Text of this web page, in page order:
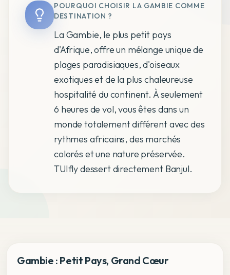
POURQUOI CHOISIR LA GAMBIE COMME
DESTINATION ?
La Gambie, le plus petit pays
d'Afrique, offre un mélange unique de
plages paradisiaques, d'oiseaux
exotiques et de la plus chaleureuse
hospitalité du continent. À seulement
6 heures de vol, vous êtes dans un
monde totalement différent avec des
rythmes africains, des marchés
colorés et une nature préservée.
TUIfly dessert directement Banjul.
Gambie : Petit Pays, Grand Cœur